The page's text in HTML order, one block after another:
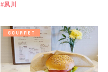
夙川
GOURMET